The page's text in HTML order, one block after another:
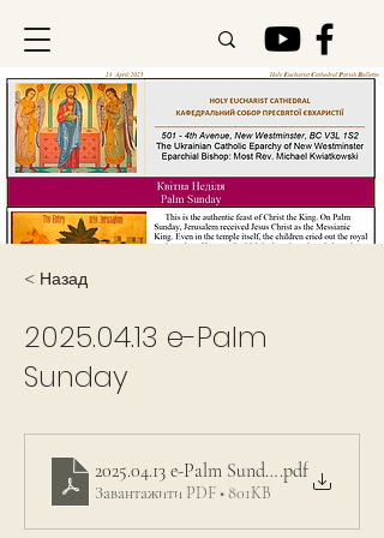
< Назад
2025.04.13 e-Palm
Sunday
2025.04.13 e-Palm Sunday.pdf
Завантажити PDF • 801KB